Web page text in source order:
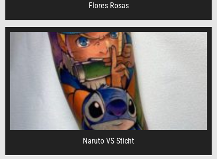
Flores Rosas
Naruto VS Sticht